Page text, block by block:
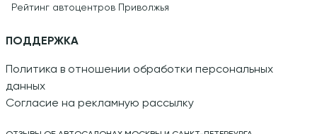
Рейтинг автоцентров Приволжья
ПОДДЕРЖКА
Политика в отношении обработки персональных
данных
Согласие на рекламную рассылку